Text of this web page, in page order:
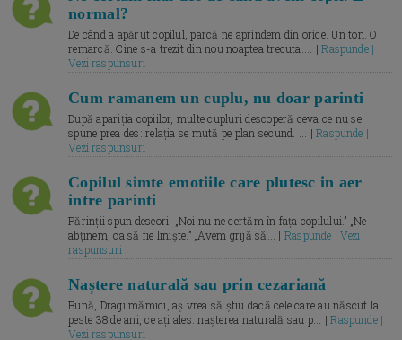
normal?
De când a apărut copilul, parcă ne aprindem din orice. Un ton. O
remarcă. Cine s-a trezit din nou noaptea trecuta.... |Raspunde |
Vezi raspunsuri
Cum ramanem un cuplu, nu doar parinti
După apariția copiilor, multe cupluri descoperă ceva ce nu se
spune prea des: relația se mută pe plan secund. ... |Raspunde |
Vezi raspunsuri
Copilul simte emotiile care plutesc in aer
intre parinti
Părinții spun deseori: „Noi nu ne certăm în fața copilului.” „Ne
abținem, ca să fie liniște.” „Avem grijă să... | Raspunde | Vezi
raspunsuri
Naștere naturală sau prin cezariană
Bună, Dragi mămici, aș vrea să știu dacă cele care au născut la
peste 38 de ani, ce ați ales: nașterea naturală sau p... |Raspunde |
Vezi raspunsuri